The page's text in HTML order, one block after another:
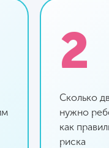
2
Сколько
нужно
как
риска